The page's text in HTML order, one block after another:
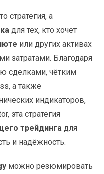
стратегия, а
для тех, кто хочет
или других активах
затратами. Благодаря
сделками, чётким
а также
индикаторов,
эта стратегия
трейдинга для
и надёжность.
можно резюмировать